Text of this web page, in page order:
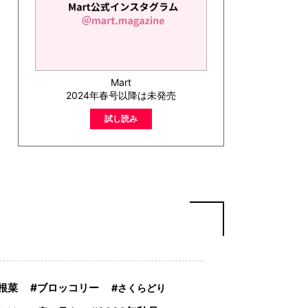
Mart
2024年春号以降は未発売
試し読み
菜 ブロッコリー さくらどり